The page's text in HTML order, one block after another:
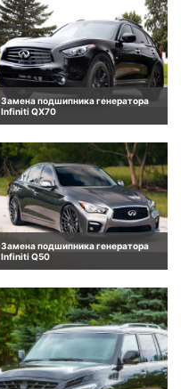
Замена подшипника генератора
Infiniti QX70
Замена подшипника генератора
Infiniti Q50